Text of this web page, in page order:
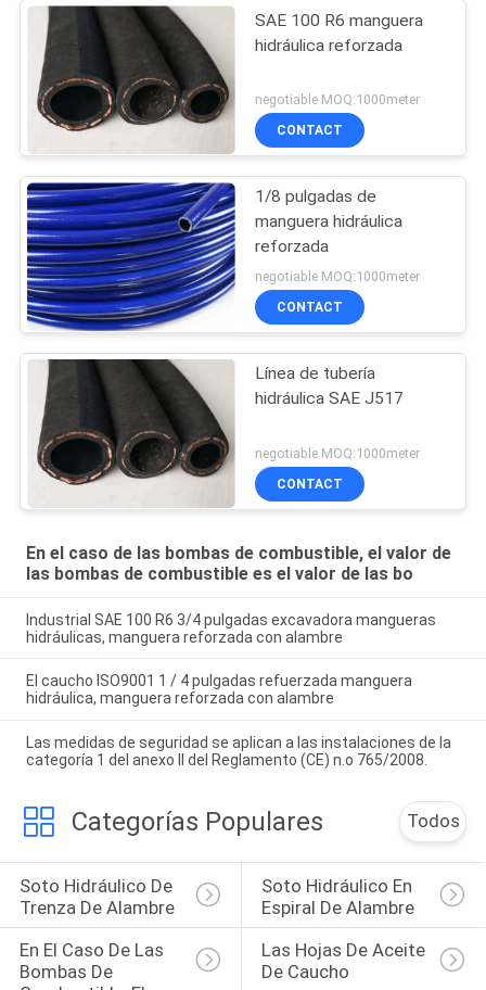
SAE 100 R6 manguera
hidráulica reforzada
negotiable MOQ:1000meter
CONTACT
1/8 pulgadas de
manguera hidráulica
reforzada
negotiable MOQ:1000meter
CONTACT
Línea de tubería
hidráulica SAE J517
negotiable MOQ:1000meter
CONTACT
En el caso de las bombas de combustible, el valor de
las bombas de combustible es el valor de las bo
Industrial SAE 100 R6 3/4 pulgadas excavadora mangueras
hidráulicas, manguera reforzada con alambre
El caucho ISO9001 1 / 4 pulgadas refuerzada manguera
hidráulica, manguera reforzada con alambre
Las medidas de seguridad se aplican a las instalaciones de la
categoría 1 del anexo II del Reglamento (CE) n.o 765/2008.
Categorías Populares Todos
Soto Hidráulico De
Trenza De Alambre
Soto Hidráulico En
Espiral De Alambre
En El Caso De Las
Bombas De
Las Hojas De Aceite
De Caucho